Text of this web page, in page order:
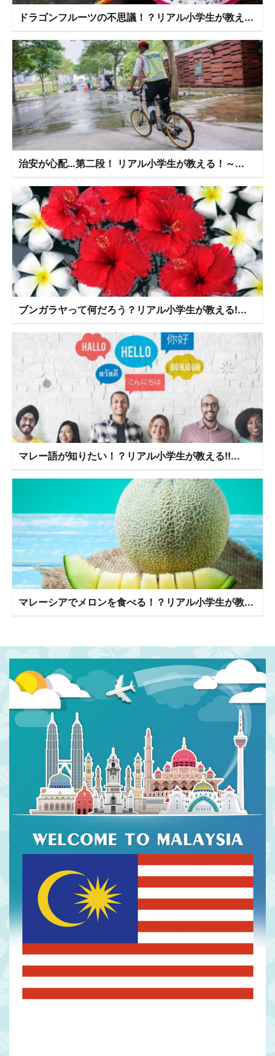
ドラゴンフルーツの不思議！？リアル小学生が教え...
治安が心配…第二段！ リアル小学生が教える！～...
ブンガラヤって何だろう？リアル小学生が教える!...
マレー語が知りたい！？リアル小学生が教える!!...
マレーシアでメロンを食べる！？リアル小学生が教...